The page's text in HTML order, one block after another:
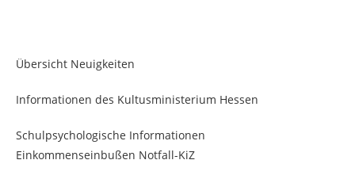
Übersicht Neuigkeiten
Informationen des Kultusministerium Hessen
Schulpsychologische Informationen
Einkommenseinbußen Notfall-KiZ